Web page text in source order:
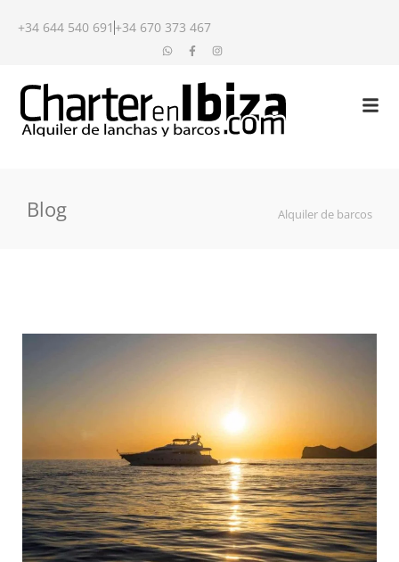
+34 644 540 691 +34 670 373 467
Blog Alquiler de barcos